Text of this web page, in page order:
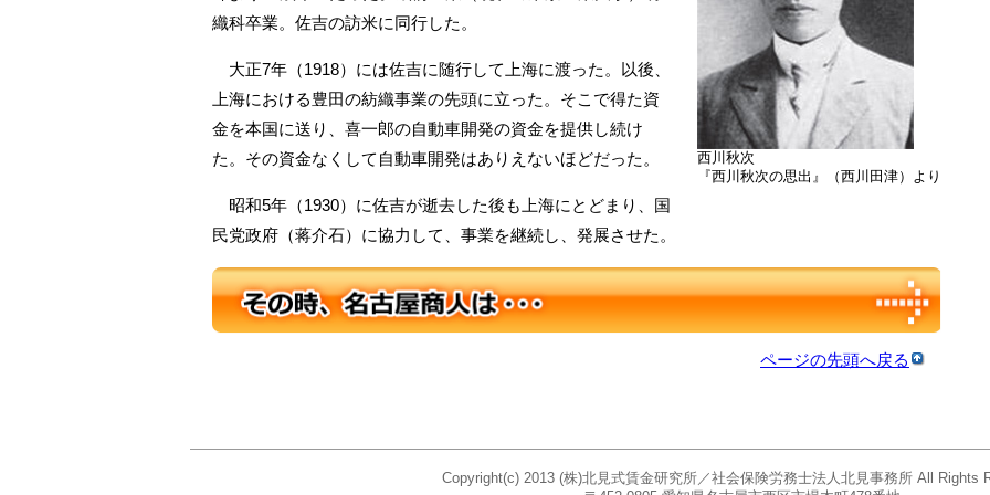
西川秋次
『西川秋次の思出』（西川田津）より
織科卒業。佐吉の訪米に同行した。
大正7年（1918）には佐吉に随行して上海に渡った。以後、
上海における豊田の紡織事業の先頭に立った。そこで得た資
金を本国に送り、喜一郎の自動車開発の資金を提供し続け
た。その資金なくして自動車開発はありえないほどだった。
昭和5年（1930）に佐吉が逝去した後も上海にとどまり、国
民党政府（蒋介石）に協力して、事業を継続し、発展させた。
ページの先頭へ戻る
Copyright(c) 2013 (株)北見式賃金研究所／社会保険労務士法人北見事務所 All Rights